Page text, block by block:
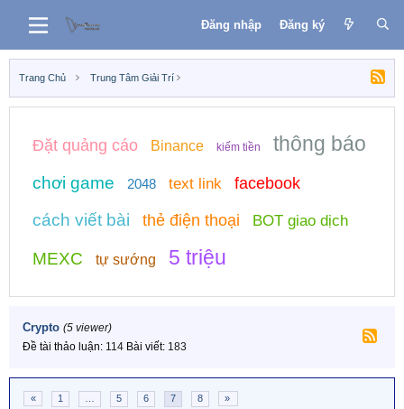
Đăng nhập Đăng ký
Trang Chủ Trung Tâm Giải Trí
Đặt quảng cáo Binance kiếm tiền thông báo
chơi game 2048 text link facebook
cách viết bài thẻ điện thoại BOT giao dịch
MEXC tự sướng 5 triệu
Crypto (5 viewer)
Đề tài thảo luận 114 Bài viết 183
« 1 5 6 7 8 »